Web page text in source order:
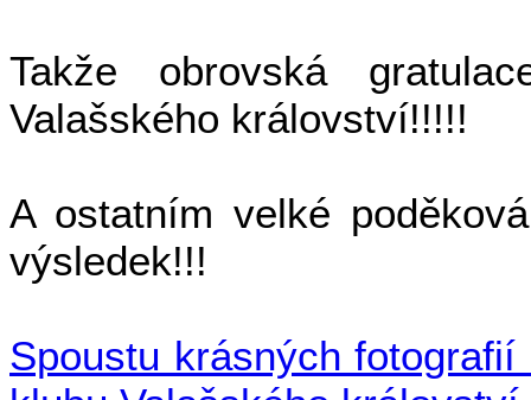
Takže obrovská
Valašského království!!!!!
A ostatním velké
výsledek!!!
Spoustu krásných